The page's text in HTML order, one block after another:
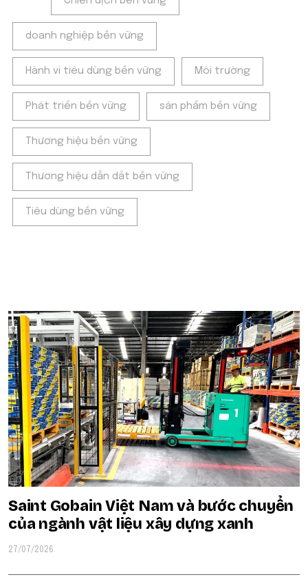
doanh nghiệp bền vững
Hành vi tiêu dùng bền vững Môi trường
Phát triển bền vững sản phẩm bền vững
Thương hiệu bền vững
Thương hiệu dẫn dắt bền vững
Tiêu dùng bền vững
Saint Gobain Việt Nam và bước chuyển
của ngành vật liệu xây dựng xanh
27/07/2026